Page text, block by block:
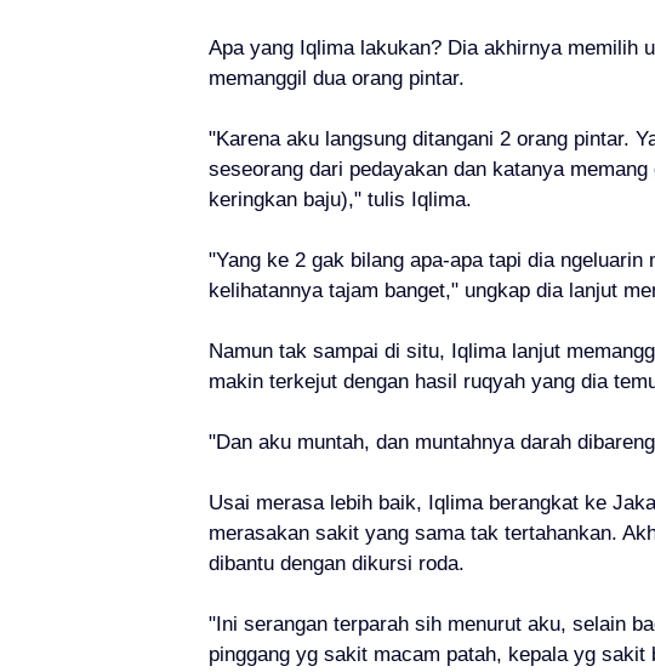
Apa yang Iqlima lakukan? Dia akhirnya memilih
memanggil dua orang pintar.
"Karena aku langsung ditangani 2 orang pintar.
seseorang dari pedayakan dan katanya
keringkan baju)," tulis Iqlima.
"Yang ke 2 gak bilang apa-apa tapi dia
kelihatannya tajam banget," ungkap dia lanjut
Namun tak sampai di situ, Iqlima lanjut
makin terkejut dengan hasil ruqyah yang dia
"Dan aku muntah, dan muntahnya darah
Usai merasa lebih baik, Iqlima berangkat ke
merasakan sakit yang sama tak tertahankan.
dibantu dengan dikursi roda.
"Ini serangan terparah sih menurut aku, selain
pinggang yg sakit macam patah, kepala yg